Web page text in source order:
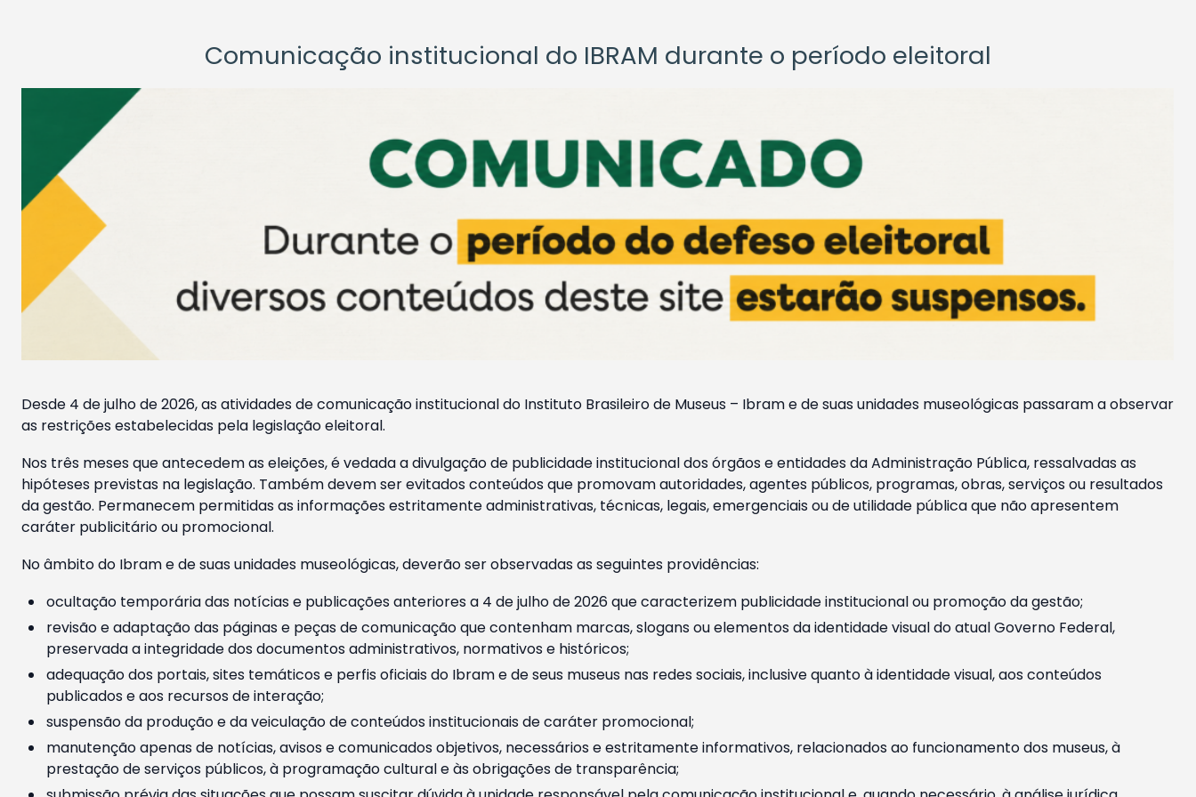
Comunicação institucional do IBRAM durante o período eleitoral
Desde 4 de julho de 2026, as atividades de comunicação institucional do Instituto Brasileiro de Museus – Ibram e de suas unidades museológicas passaram a observar
as restrições estabelecidas pela legislação eleitoral.
Nos três meses que antecedem as eleições, é vedada a divulgação de publicidade institucional dos órgãos e entidades da Administração Pública, ressalvadas as
hipóteses previstas na legislação. Também devem ser evitados conteúdos que promovam autoridades, agentes públicos, programas, obras, serviços ou resultados
da gestão. Permanecem permitidas as informações estritamente administrativas, técnicas, legais, emergenciais ou de utilidade pública que não apresentem
caráter publicitário ou promocional.
No âmbito do Ibram e de suas unidades museológicas, deverão ser observadas as seguintes providências:
ocultação temporária das notícias e publicações anteriores a 4 de julho de 2026 que caracterizem publicidade institucional ou promoção da gestão;
revisão e adaptação das páginas e peças de comunicação que contenham marcas, slogans ou elementos da identidade visual do atual Governo Federal,
preservada a integridade dos documentos administrativos, normativos e históricos;
adequação dos portais, sites temáticos e perfis oficiais do Ibram e de seus museus nas redes sociais, inclusive quanto à identidade visual, aos conteúdos
publicados e aos recursos de interação;
suspensão da produção e da veiculação de conteúdos institucionais de caráter promocional;
manutenção apenas de notícias, avisos e comunicados objetivos, necessários e estritamente informativos, relacionados ao funcionamento dos museus, à
prestação de serviços públicos, à programação cultural e às obrigações de transparência;